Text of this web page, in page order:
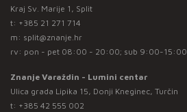
Kraj Sv. Marije 1, Split
t: +385 21 271 714
m: split@znanje.hr
rv: pon - pet 08:00 - 20:00; sub 9:00-15:00
Znanje Varaždin - Lumini centar
Ulica grada Lipika 15, Donji Kneginec, Turčin
t: +385 42 555 002